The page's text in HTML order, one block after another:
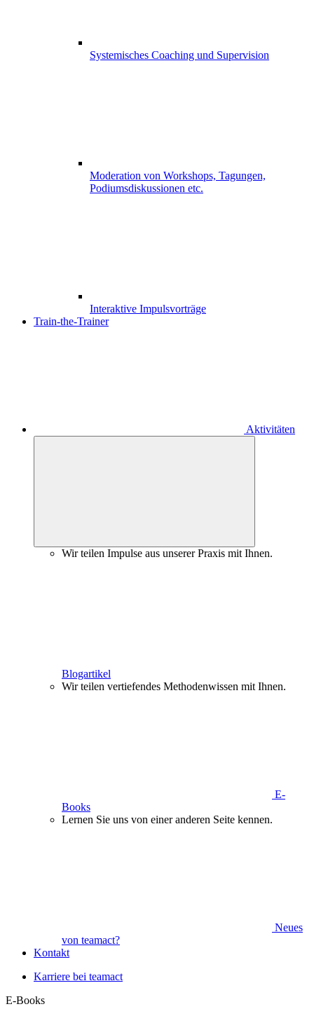
Systemisches Coaching und Supervision
Moderation von Workshops, Tagungen,
Podiumsdiskussionen etc.
Interaktive Impulsvorträge
Train-the-Trainer
Aktivitäten
Wir teilen Impulse aus unserer Praxis mit Ihnen.
Blogartikel
Wir teilen vertiefendes Methodenwissen mit Ihnen.
E-
Books
Lernen Sie uns von einer anderen Seite kennen.
Neues
von teamact?
Kontakt
Karriere bei teamact
E-Books